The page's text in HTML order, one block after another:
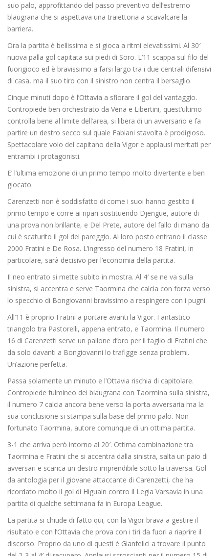
suo palo, approfittando del passo preventivo dell’estremo
blaugrana che si aspettava una traiettoria a scavalcare la
barriera.
Ora la partita è bellissima e si gioca a ritmi elevatissimi. Al 30′
nuova palla gol capitata sui piedi di Soro. L’11 scappa sul filo del
fuorigioco ed è bravissimo a farsi largo tra i due centrali difensivi
di casa, ma il suo tiro con il sinistro non centra il bersaglio.
Cinque minuti dopo è l’Ottavia a sfiorare il gol del vantaggio.
Contropiede ben orchestrato da Vena e Libertini, quest’ultimo
controlla bene al limite dell’area, si libera di un avversario e fa
partire un destro secco sul quale Fabiani stavolta è prodigioso.
Spettacolare volo del capitano della Vigor e applausi meritati per
entrambi i protagonisti.
E’ l’ultima emozione di un primo tempo molto divertente e ben
giocato.
Carenzetti non è soddisfatto di come i suoi hanno gestito il
primo tempo e corre ai ripari sostituendo Djengue, autore di
una prova non brillante, e Del Prete, autore del fallo di mano da
cui è scaturito il gol del pareggio. Al loro posto entrano il classe
2000 Fratini e De Rosa. L’ingresso del numero 18 Fratini, in
particolare, sarà decisivo per l’economia della partita.
Il neo entrato si mette subito in mostra. Al 4′ se ne va sulla
sinistra, si accentra e serve Taormina che calcia con forza verso
lo specchio di Bongiovanni bravissimo a respingere con i pugni.
All’11 è proprio Fratini a portare avanti la Vigor. Fantastico
triangolo tra Pastorelli, appena entrato, e Taormina. Il numero
16 di Carenzetti serve un pallone d’oro per il taglio di Fratini che
da solo davanti a Bongiovanni lo trafigge senza problemi.
Un’azione perfetta.
Passa solamente un minuto e l’Ottavia rischia di capitolare.
Contropiede fulmineo dei blaugrana con Taormina sulla sinistra,
il numero 7 calcia ancora bene verso la porta avversaria ma la
sua conclusione si stampa sulla base del primo palo. Non
fortunato Taormina, autore comunque di un ottima partita.
3-1 che arriva però intorno al 20′. Ottima combinazione tra
Taormina e Fratini che si accentra dalla sinistra, salta un paio di
avversari e scarica un destro imprendibile sotto la traversa. Gol
da antologia per il giovane attaccante di Carenzetti, che ha
ricordato molto il gol di Higuain contro il Legia Varsavia in una
partita di qualche settimana fa in Europa League.
La partita si chiude di fatto qui, con la Vigor brava a gestire il
risultato e con l’Ottavia che prova con i tiri da fuori a riaprire il
discorso. Proprio da uno di questi è Gianfelici a trovare il punto